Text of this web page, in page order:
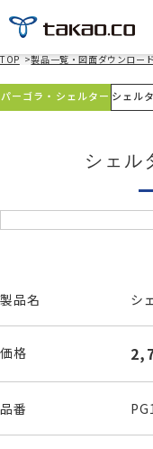
TOP >製品一覧・図面ダウンロード
パーゴラ・シェルター シェル
シェ
製品名 シ
価格
品番